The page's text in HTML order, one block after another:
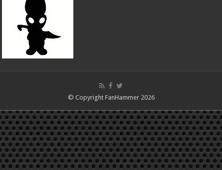
© Copyright FanHammer 2026